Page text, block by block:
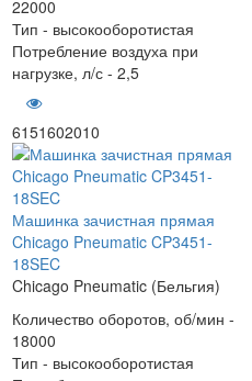
22000
Тип - высокооборотистая
Потребление воздуха при
нагрузке, л/с - 2,5
6151602010
Машинка зачистная прямая
Chicago Pneumatic CP3451-
18SEC
Chicago Pneumatic (Бельгия)
Количество оборотов, об/мин -
18000
Тип - высокооборотистая